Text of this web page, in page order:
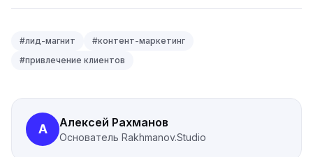
#лид-магнит #контент-маркетинг
#привлечение клиентов
А Алексей Рахманов
Основатель Rakhmanov.Studio